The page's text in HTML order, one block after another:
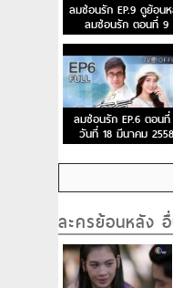
ลมซ่อนรัก EP.9 ดูย้อน
ลมซ่อนรัก ตอนที่ 9
ลมซ่อนรัก EP.6 ตอน
วันที่ 18 มีนาคม 2558
ละครย้อนหลัง